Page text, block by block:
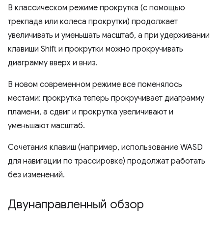
В классическом режиме прокрутка (с помощью
трекпада или колеса прокрутки) продолжает
увеличивать и уменьшать масштаб, а при удерживании
клавиши Shift и прокрутки можно прокручивать
диаграмму вверх и вниз.
В новом современном режиме все поменялось
местами: прокрутка теперь прокручивает диаграмму
пламени, а сдвиг и прокрутка увеличивают и
уменьшают масштаб.
Сочетания клавиш (например, использование WASD
для навигации по трассировке) продолжат работать
без изменений.
Двунаправленный обзор